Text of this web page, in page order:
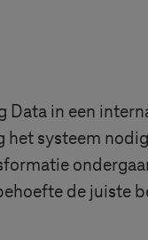
Data in een
systeem
de juiste